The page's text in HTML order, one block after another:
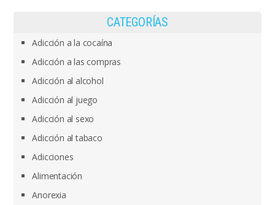
CATEGORÍAS
Adicción a la cocaína
Adicción a las compras
Adicción al alcohol
Adicción al juego
Adicción al sexo
Adicción al tabaco
Adicciones
Alimentación
Anorexia